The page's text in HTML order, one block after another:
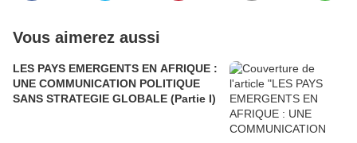
Vous aimerez aussi
LES PAYS EMERGENTS EN AFRIQUE :
UNE COMMUNICATION POLITIQUE
SANS STRATEGIE GLOBALE (Partie I)